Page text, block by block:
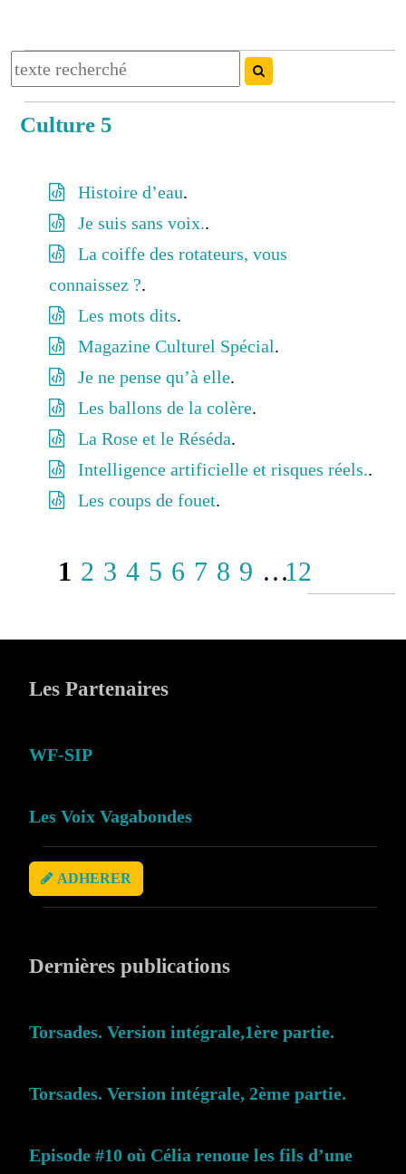
Culture 5
Histoire d’eau.
Je suis sans voix..
La coiffe des rotateurs, vous
connaissez ?.
Les mots dits.
Magazine Culturel Spécial.
Je ne pense qu’à elle.
Les ballons de la colère.
La Rose et le Réséda.
Intelligence artificielle et risques réels..
Les coups de fouet.
1 2 3 4 5 6 7 8 9 …12
Les Partenaires
WF-SIP
Les Voix Vagabondes
ADHERER
Dernières publications
Torsades. Version intégrale,1ère partie.
Torsades. Version intégrale, 2ème partie.
Episode #10 où Célia renoue les fils d’une